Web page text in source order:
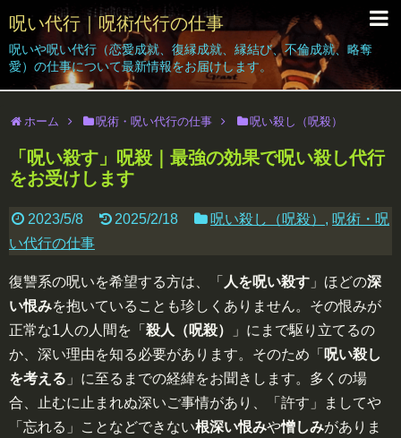
呪い代行｜呪術代行の仕事
呪いや呪い代行（恋愛成就、復縁成就、縁結び、不倫成就、略奪
愛）の仕事について最新情報をお届けします。
ホーム 呪術・呪い代行の仕事 呪い殺し（呪殺）
「呪い殺す」呪殺｜最強の効果で呪い殺し代行
をお受けします
2023/5/8 2025/2/18 呪い殺し（呪殺） , 呪術・呪
い代行の仕事
復讐系の呪いを希望する方は、「 人を呪い殺す 」ほどの深
い恨みを抱いていることも珍しくありません。その恨みが
正常な1人の人間を「 殺人（呪殺）
」にまで駆り立てるの
か、深い理由を知る必要があります。そのため「 呪い殺し
を考える 」に至るまでの経緯をお聞きします。多くの場
合、止むに止まれぬ深いご事情があり、「許す」ましてや
「忘れる」ことなどできない根深い恨みや憎しみがありま
呪い代行Grant｜Home
呪い代行体験｜効果｜結果報告
呪い代行料金
簡単なお呪い
無料相談受付